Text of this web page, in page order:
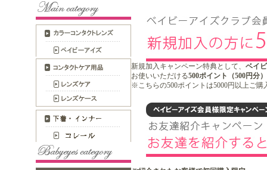
新規加入キャンペーン特典として、 ベイ
お使いいただける500ポイント（500円分
※こちらの500ポイントは5000円以上ご